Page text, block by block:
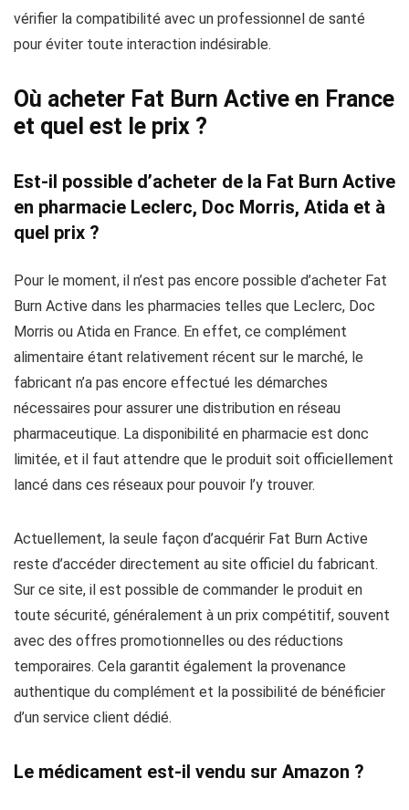
vérifier la compatibilité avec un professionnel de santé
pour éviter toute interaction indésirable.
Où acheter Fat Burn Active en France
et quel est le prix ?
Est-il possible d’acheter de la Fat Burn Active
en pharmacie Leclerc, Doc Morris, Atida et à
quel prix ?
Pour le moment, il n’est pas encore possible d’acheter Fat
Burn Active dans les pharmacies telles que Leclerc, Doc
Morris ou Atida en France. En effet, ce complément
alimentaire étant relativement récent sur le marché, le
fabricant n’a pas encore effectué les démarches
nécessaires pour assurer une distribution en réseau
pharmaceutique. La disponibilité en pharmacie est donc
limitée, et il faut attendre que le produit soit officiellement
lancé dans ces réseaux pour pouvoir l’y trouver.
Actuellement, la seule façon d’acquérir Fat Burn Active
reste d’accéder directement au site officiel du fabricant.
Sur ce site, il est possible de commander le produit en
toute sécurité, généralement à un prix compétitif, souvent
avec des offres promotionnelles ou des réductions
temporaires. Cela garantit également la provenance
authentique du complément et la possibilité de bénéficier
d’un service client dédié.
Le médicament est-il vendu sur Amazon ?